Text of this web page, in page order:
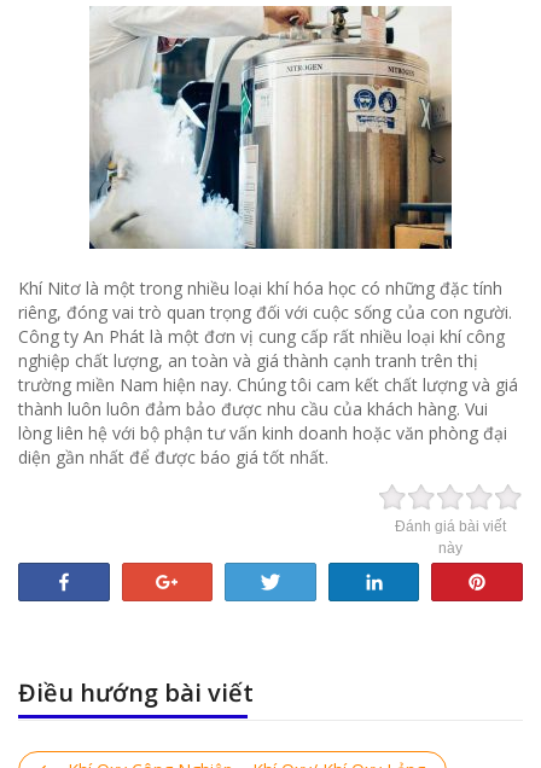
Khí Nitơ là một trong nhiều loại khí hóa học có những đặc tính
riêng, đóng vai trò quan trọng đối với cuộc sống của con người.
Công ty An Phát là một đơn vị cung cấp rất nhiều loại khí công
nghiệp chất lượng, an toàn và giá thành cạnh tranh trên thị
trường miền Nam hiện nay. Chúng tôi cam kết chất lượng và giá
thành luôn luôn đảm bảo được nhu cầu của khách hàng. Vui
lòng liên hệ với bộ phận tư vấn kinh doanh hoặc văn phòng đại
diện gần nhất để được báo giá tốt nhất.
Đánh giá bài viết
này
Điều hướng bài viết